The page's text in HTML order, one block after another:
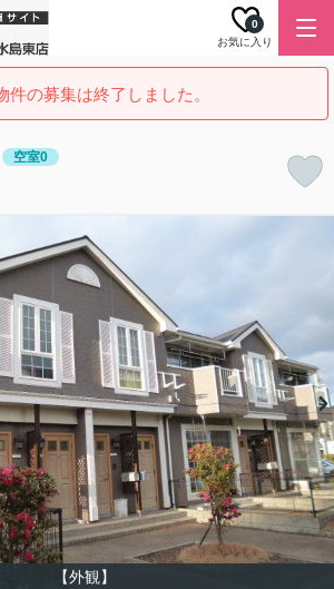
お気に入り
0
件の募集は終了しました。
空室0
【外観】